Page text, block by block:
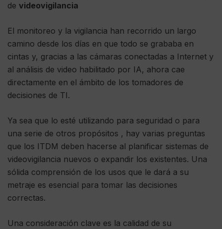
de videovigilancia
El monitoreo y la vigilancia han recorrido un largo
camino desde los días en que todo se grababa en
cintas y, gracias a las cámaras conectadas a Internet y
al análisis de video habilitado por IA, ahora cae
directamente en el ámbito de los tomadores de
decisiones de TI.
Ya sea que lo esté utilizando para seguridad o para
una serie de otros propósitos , hay varias preguntas
que los ITDM deben hacerse al planificar sistemas de
videovigilancia nuevos o expandir los existentes. Una
sólida comprensión de los usos que le dará a su
metraje es esencial para tomar las decisiones
correctas.
Una consideración clave es la calidad de su